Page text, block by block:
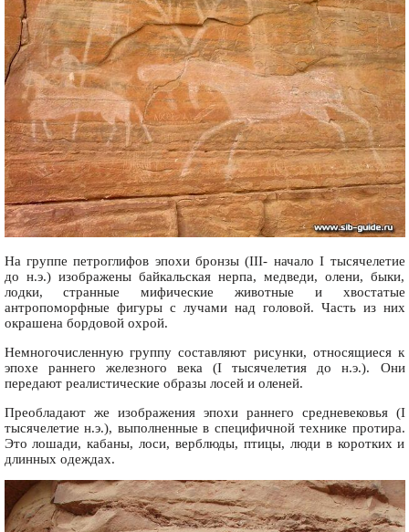
На группе петроглифов эпохи бронзы (III- начало I тысячелетие
до н.э.) изображены байкальская нерпа, медведи, олени, быки,
лодки, странные мифические животные и хвостатые
антропоморфные фигуры с лучами над головой. Часть из них
окрашена бордовой охрой.
Немногочисленную группу составляют рисунки, относящиеся к
эпохе раннего железного века (I тысячелетия до н.э.). Они
передают реалистические образы лосей и оленей.
Преобладают же изображения эпохи раннего средневековья (I
тысячелетие н.э.), выполненные в специфичной технике протира.
Это лошади, кабаны, лоси, верблюды, птицы, люди в коротких и
длинных одеждах.